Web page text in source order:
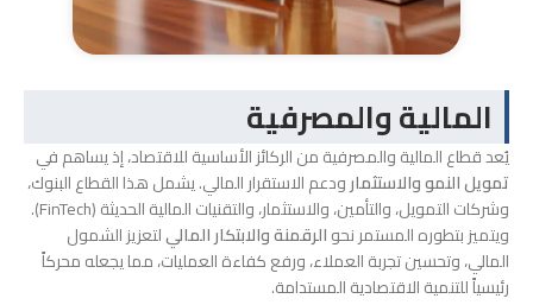
المالية والمصرفية
يُعد قطاع المالية والمصرفية من الركائز الأساسية للاقتصاد، إذ يساهم في
تمويل النمو والاستثمارودعم الاستقرار المالي. يشمل هذا القطاع البنوك،
وشركات التمويل، والتأمين، والاستثمار، والتقنيات المالية الحديثة (FinTech).
ويتميز بتطوره المستمر نحوالرقمنة والابتكار الماليلتعزيز الشمول
المالي، وتحسين تجربة العملاء، ورفع كفاءة العمليات، مما يجعله محركاً
رئيسياً للتنمية الاقتصادية المستدامة.